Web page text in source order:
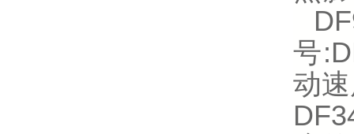
号
动